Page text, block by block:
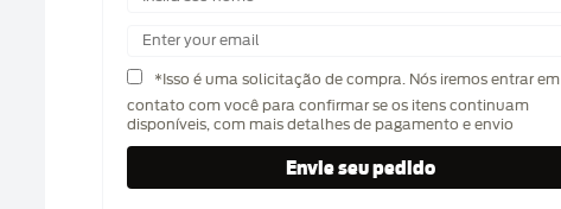
*Isso é uma solicitação de compra. Nós iremos entrar em
contato com você para confirmar se os itens continuam
disponíveis, com mais detalhes de pagamento e envio